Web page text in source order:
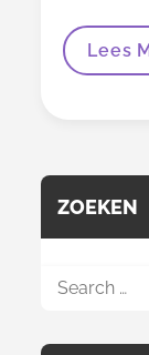
Lees
ZOEKEN
Search